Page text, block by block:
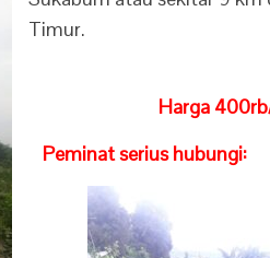
Timur.
Harga
Peminat serius